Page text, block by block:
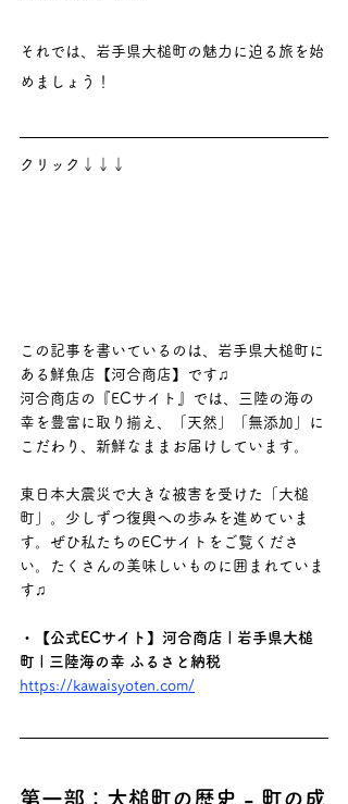
それでは、岩手県大槌町の魅力に迫る旅を始
めましょう！
クリック↓↓↓
この記事を書いているのは、岩手県大槌町に
ある鮮魚店【河合商店】です♫
河合商店の『ECサイト』では、三陸の海の
幸を豊富に取り揃え、「天然」「無添加」に
こだわり、新鮮なままお届けしています。
東日本大震災で大きな被害を受けた「大槌
町」。少しずつ復興への歩みを進めていま
す。ぜひ私たちのECサイトをご覧くださ
い。たくさんの美味しいものに囲まれていま
す♫
・【公式ECサイト】河合商店 | 岩手県大槌
町 | 三陸海の幸 ふるさと納税
https://kawaisyoten.com/
第一部：大槌町の歴史 - 町の成